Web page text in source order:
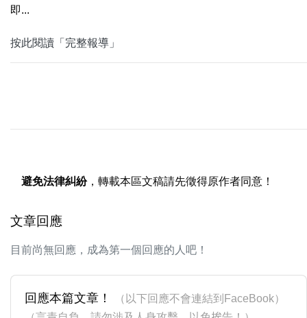
即...
按此閱讀「完整報導」
避免法律糾紛，轉載本區文稿請先徵得原作者同意！
文章回應
目前尚無回應，成為第一個回應的人吧！
回應本篇文章！
（以下回應不會連結到FaceBook）